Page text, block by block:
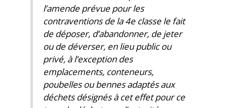
l’amende prévue pour les
contraventions de la 4e classe le fait
de déposer, d’abandonner, de jeter
ou de déverser, en lieu public ou
privé, à l’exception des
emplacements, conteneurs,
poubelles ou bennes adaptés aux
déchets désignés à cet effet pour ce